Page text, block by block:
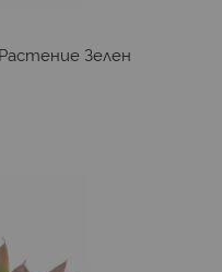
Зелен